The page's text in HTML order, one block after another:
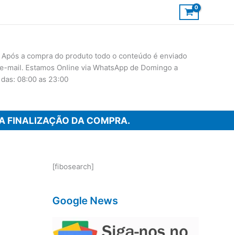
Após a compra do produto todo o conteúdo é enviado
mail. Estamos Online via WhatsApp de Domingo a
08:00 as 23:00
FINALIZAÇÃO DA COMPRA.
[fibosearch]
Google News